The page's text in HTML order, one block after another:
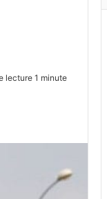
lecture 1 minute